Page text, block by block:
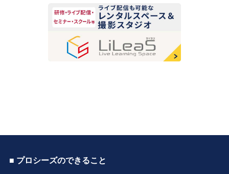
■ プロシーズのできること